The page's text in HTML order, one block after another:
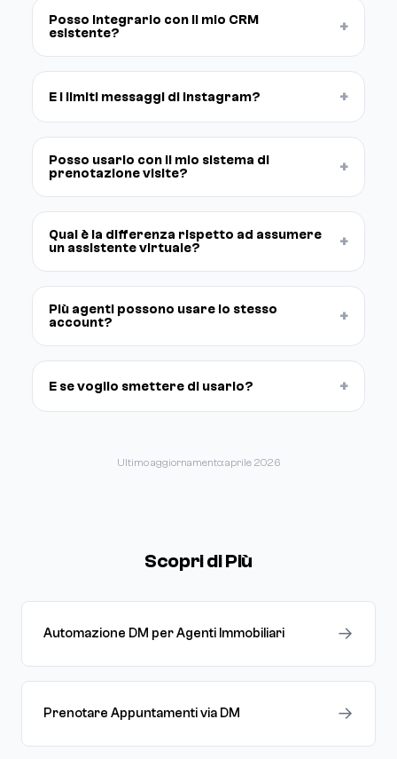
Posso integrarlo con il mio CRM
esistente?
+
E i limiti messaggi di Instagram? +
Posso usarlo con il mio sistema di
prenotazione visite?
+
Qual è la differenza rispetto ad assumere
un assistente virtuale?
+
Più agenti possono usare lo stesso
account?
+
E se voglio smettere di usarlo? +
Ultimo aggiornamento: aprile 2026
Scopri di Più
Automazione DM per Agenti Immobiliari →
Prenotare Appuntamenti via DM →